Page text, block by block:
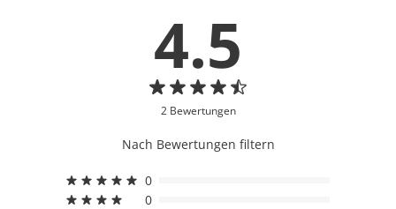
4.5
2 Bewertungen
Nach Bewertungen filtern
0
0